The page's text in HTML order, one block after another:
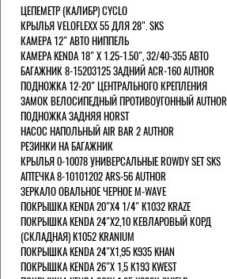
ЦЕПЕМЕТР (КАЛИБР) CYCLO
КРЫЛЬЯ VELOFLEXX 55 ДЛЯ 28". SKS
КАМЕРА 12" АВТО НИППЕЛЬ
КАМЕРА KENDA 18" Х 1.25-1.50", 32/40-355 АВТО
БАГАЖНИК 8-15203125 ЗАДНИЙ ACR-160 AUTHOR
ПОДНОЖКА 12-20" ЦЕНТРАЛЬНОГО КРЕПЛЕНИЯ
ЗАМОК ВЕЛОСИПЕДНЫЙ ПРОТИВОУГОННЫЙ AUTHOR
ПОДНОЖКА ЗАДНЯЯ HORST
НАСОС НАПОЛЬНЫЙ AIR BAR 2 AUTHOR
РЕЗИНКИ НА БАГАЖНИК
КРЫЛЬЯ 0-10078 УНИВЕРСАЛЬНЫЕ ROWDY SET SKS
АПТЕЧКА 8-10101202 ARS-56 AUTHOR
ЗЕРКАЛО ОВАЛЬНОЕ ЧЕРНОЕ M-WAVE
ПОКРЫШКА KENDA 20"Х4 1/4" K1032 KRAZE
ПОКРЫШКА KENDA 24"Х2,10 КЕВЛАРОВЫЙ КОРД
(СКЛАДНАЯ) K1052 KRANIUM
ПОКРЫШКА KENDA 24"Х1,95 K935 KHAN
ПОКРЫШКА KENDA 26"Х 1,5 K193 KWEST